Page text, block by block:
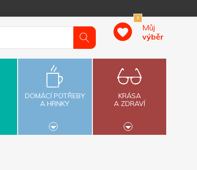
0
Můj
výběr
DOMÁCÍ POTŘEBY
A HRNKY
KRÁSA
A ZDRAVÍ